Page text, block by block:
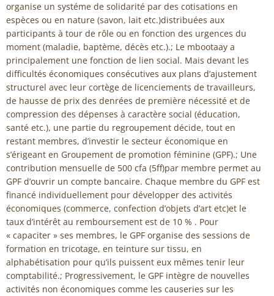
organise un systéme de solidarité par des cotisations en
espèces ou en nature (savon, lait etc.)distribuées aux
participants à tour de rôle ou en fonction des urgences du
moment (maladie, baptème, décès etc.).; Le mbootaay a
principalement une fonction de lien social. Mais devant les
difficultés économiques consécutives aux plans d’ajustement
structurel avec leur cortège de licenciements de travailleurs,
de hausse de prix des denrées de première nécessité et de
compression des dépenses à caractère social (éducation,
santé etc.), une partie du regroupement décide, tout en
restant membres, d’investir le secteur économique en
s’érigeant en Groupement de promotion féminine (GPF).; Une
contribution mensuelle de 500 cfa (5ff)par membre permet au
GPF d’ouvrir un compte bancaire. Chaque membre du GPF est
financé individuellement pour développer des activités
économiques (commerce, confection d’objets d’art etc)et le
taux d’intérêt au remboursement est de 10 % . Pour
« capaciter » ses membres, le GPF organise des sessions de
formation en tricotage, en teinture sur tissu, en
alphabétisation pour qu’ils puissent eux mêmes tenir leur
comptabilité.; Progressivement, le GPF intègre de nouvelles
activités non économiques comme les causeries sur les